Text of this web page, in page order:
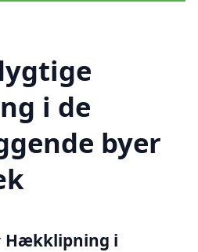
i de
byer
Hækklipning i